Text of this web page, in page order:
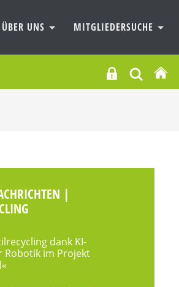
ÜBER UNS MITGLIEDERSUCHE
|
dank KI-
Robotik im Projekt